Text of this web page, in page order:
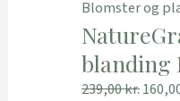
Blomster og
blanding
239,00kr.